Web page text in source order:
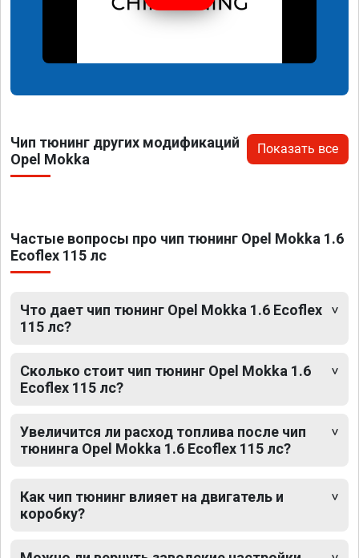
Чип тюнинг других модификаций
Opel Mokka
Показать все
Частые вопросы про чип тюнинг Opel Mokka 1.6
Ecoflex 115 лс
Что дает чип тюнинг Opel Mokka 1.6 Ecoflex
115 лс?
Сколько стоит чип тюнинг Opel Mokka 1.6
Ecoflex 115 лс?
Увеличится ли расход топлива после чип
тюнинга Opel Mokka 1.6 Ecoflex 115 лс?
Как чип тюнинг влияет на двигатель и
коробку?